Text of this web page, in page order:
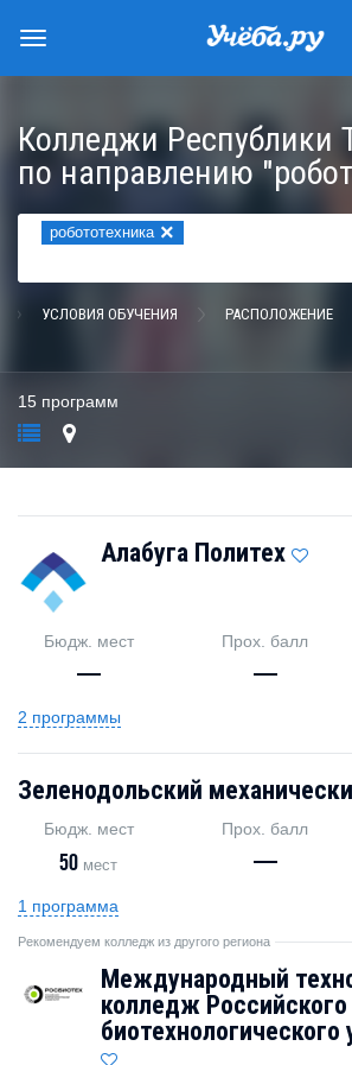
Колледжи Республики
по направлению
робототехника ×
УСЛОВИЯ ОБУЧЕНИЯ РАСПОЛОЖЕНИЕ
15 программ
Алабуга Политех
Бюдж. мест
—
Прох. балл
—
2 программы
Зеленодольский
Бюдж. мест
50 мест
Прох. балл
—
1 программа
Рекомендуем колледж из другого региона
Международный
колледж Российского
биотехнологического